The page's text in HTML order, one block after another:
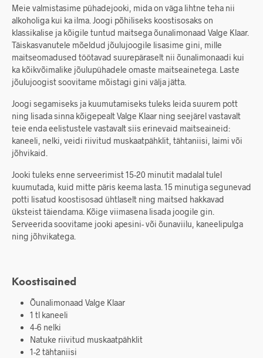
Meie valmistasime pühadejooki, mida on väga lihtne teha nii
alkoholiga kui ka ilma. Joogi põhiliseks koostisosaks on
klassikalise ja kõigile tuntud maitsega õunalimonaad Valge Klaar.
Täiskasvanutele mõeldud jõulujoogile lisasime gini, mille
maitseomadused töötavad suurepäraselt nii õunalimonaadi kui
ka kõikvõimalike jõulupühadele omaste maitseainetega. Laste
jõulujoogist soovitame mõistagi gini välja jätta.
Joogi segamiseks ja kuumutamiseks tuleks leida suurem pott
ning lisada sinna kõigepealt Valge Klaar ning seejärel vastavalt
teie enda eelistustele vastavalt siis erinevaid maitseaineid:
kaneeli, nelki, veidi riivitud muskaatpähklit, tähtaniisi, laimi või
jõhvikaid.
Jooki tuleks enne serveerimist 15-20 minutit madalal tulel
kuumutada, kuid mitte päris keema lasta. 15 minutiga segunevad
potti lisatud koostisosad ühtlaselt ning maitsed hakkavad
üksteist täiendama. Kõige viimasena lisada joogile gin.
Serveerida soovitame jooki apesini- või õunaviilu, kaneelipulga
ning jõhvikatega.
Koostisained
Õunalimonaad Valge Klaar
1 tl kaneeli
4-6 nelki
Natuke riivitud muskaatpähklit
1-2 tähtaniisi